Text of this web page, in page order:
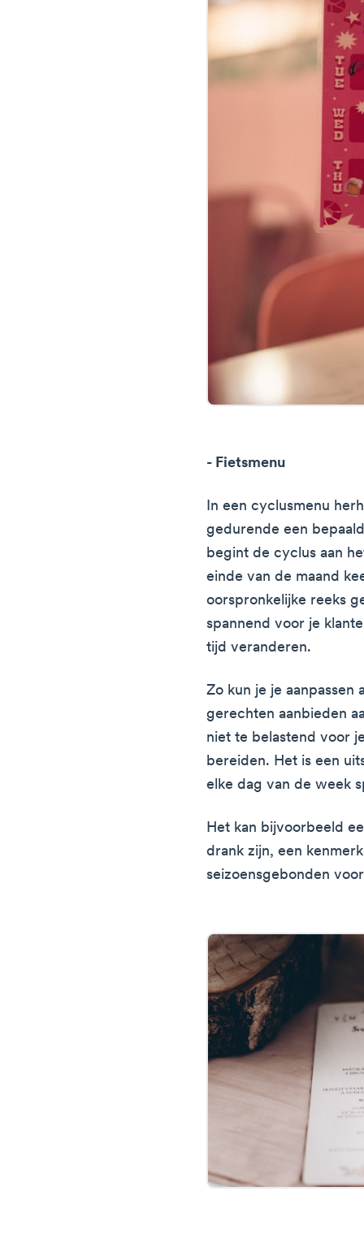
- Fietsmenu
In een cyclusmenu
gedurende een
begint de cyclus aan
einde van de maand
oorspronkelijke reeks
spannend voor je
tijd veranderen.
Zo kun je je aanpassen
gerechten aanbieden
niet te belastend voor
bereiden. Het is een
elke dag van de week
Het kan bijvoorbeeld
drank zijn, een
seizoensgebonden